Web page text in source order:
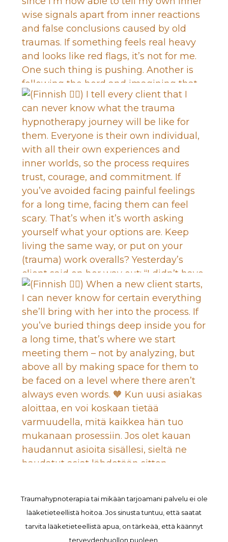
Traumahypnoterapia tai mikään tarjoamani palvelu ei ole
lääketieteellistä hoitoa. Jos sinusta tuntuu, että saatat
tarvita lääketieteellistä apua, on tärkeää, että käännyt
terveydenhuollon puoleen.